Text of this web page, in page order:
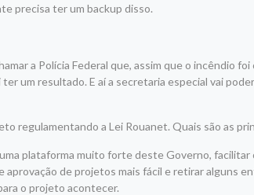
precisa ter um backup disso.
a Polícia Federal que, assim que o incêndio
um resultado. E aí a secretaria especial vai
regulamentando a Lei Rouanet. Quais são as
plataforma muito forte deste Governo, facilitar
aprovação de projetos mais fácil e retirar alguns
o projeto acontecer.